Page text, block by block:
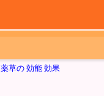
薬草の 効能 効果